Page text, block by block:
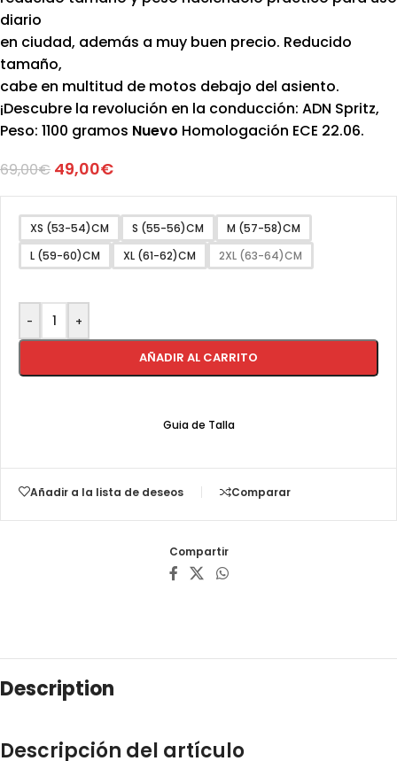
diario
en ciudad, además a muy buen precio. Reducido
tamaño,
cabe en multitud de motos debajo del asiento.
¡Descubre la revolución en la conducción: ADN Spritz,
Peso: 1100 gramos Nuevo Homologación ECE 22.06.
69,00€ 49,00€
XS (53-54)CM S (55-56)CM
M (57-58)CM
L (59-60)CM
XL (61-62)CM 2XL (63-64)CM
- +
AÑADIR AL CARRITO
Guia de Talla
Añadir a la lista de deseos Comparar
Compartir
Description
Descripción del artículo